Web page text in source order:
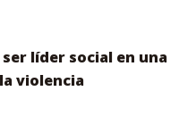
líder social en una
violencia